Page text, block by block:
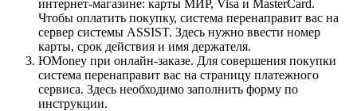
интернет-магазине: карты МИР, Visa и MasterCard.
Чтобы оплатить покупку, система перенаправит вас на
сервер системы ASSIST. Здесь нужно ввести номер
карты, срок действия и имя держателя.
ЮMoney при онлайн-заказе. Для совершения покупки
система перенаправит вас на страницу платежного
сервиса. Здесь необходимо заполнить форму по
инструкции.